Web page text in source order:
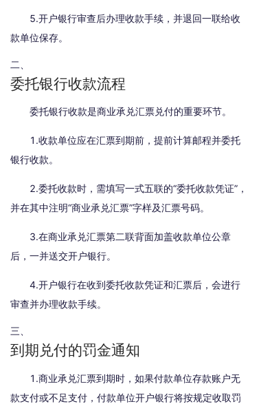
5.开户银行审查后办理收款手续，并退回一联给收
款单位保存。
二、
委托银行收款流程
委托银行收款是商业承兑汇票兑付的重要环节。
1.收款单位应在汇票到期前，提前计算邮程并委托
银行收款。
2.委托收款时，需填写一式五联的“委托收款凭证”，
并在其中注明“商业承兑汇票”字样及汇票号码。
3.在商业承兑汇票第二联背面加盖收款单位公章
后，一并送交开户银行。
4.开户银行在收到委托收款凭证和汇票后，会进行
审查并办理收款手续。
三、
到期兑付的罚金通知
1.商业承兑汇票到期时，如果付款单位存款账户无
款支付或不足支付，付款单位开户银行将按规定收取罚